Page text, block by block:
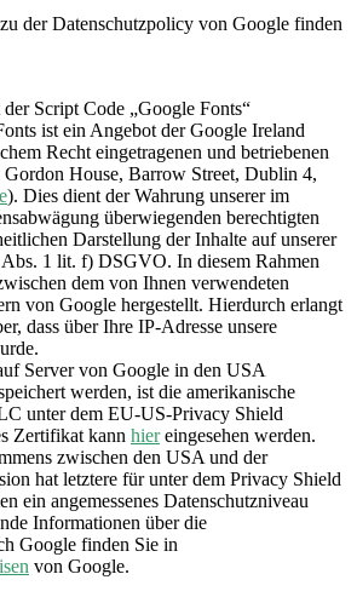
der Datenschutzpolicy von Google finden
Script Code „Google Fonts“
ist ein Angebot der Google Ireland
Recht eingetragenen und betriebenen
House, Barrow Street, Dublin 4,
). Dies dient der Wahrung unserer im
überwiegenden berechtigten
Darstellung der Inhalte auf unserer
1 lit. f) DSGVO. In diesem Rahmen
dem von Ihnen verwendeten
von Google hergestellt. Hierdurch erlangt
dass über Ihre IP-Adresse unsere
Server von Google in den USA
werden, ist die amerikanische
unter dem EU-US-Privacy Shield
Zertifikat kann hiereingesehen werden.
zwischen den USA und der
hat letztere für unter dem Privacy Shield
ein angemessenes Datenschutzniveau
Informationen über die
Google finden Sie in
von Google.